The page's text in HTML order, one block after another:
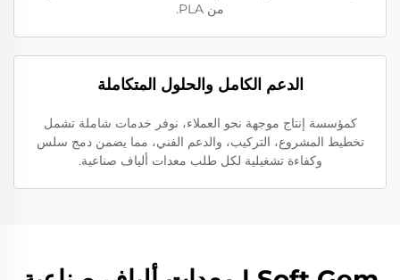
من PLA.
الدعم الكامل والحلول المتكاملة
كمؤسسة إنتاج موجهة نحو العملاء، نوفر خدمات شاملة تشمل
تخطيط المشروع، التركيب، والدعم الفني، مما يضمن دمج سلس
وكفاءة تشغيلية لكل طلب معدات ألياف صناعية.